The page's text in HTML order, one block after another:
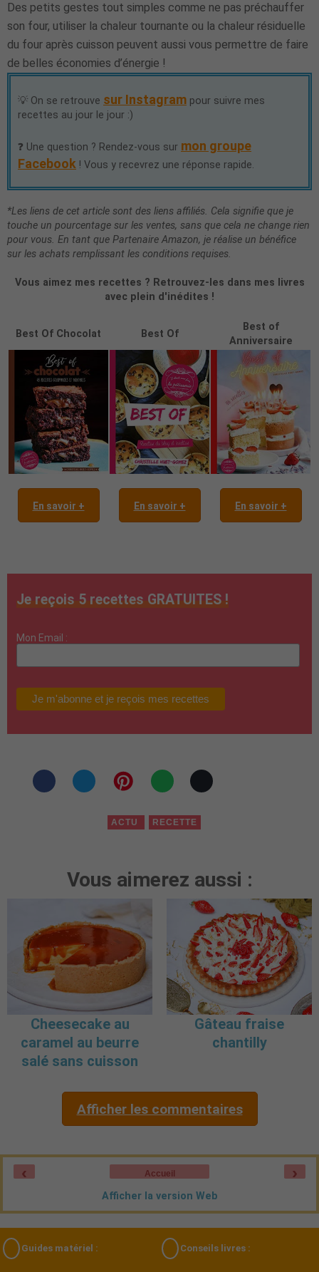
Des petits gestes tout simples comme ne pas préchauffer
son four, utiliser la chaleur tournante ou la chaleur résiduelle
du four après cuisson peuvent aussi vous permettre de faire
de belles économies d’énergie !
💡 On se retrouve sur Instagram pour suivre mes
recettes au jour le jour :)
❓ Une question ? Rendez-vous sur mon groupe
Facebook ! Vous y recevrez une réponse rapide.
*Les liens de cet article sont des liens affiliés. Cela signifie que je
touche un pourcentage sur les ventes, sans que cela ne change rien
pour vous. En tant que Partenaire Amazon, je réalise un bénéfice
sur les achats remplissant les conditions requises.
Vous aimez mes recettes ? Retrouvez-les dans mes livres
avec plein d'inédites !
Best Of Chocolat Best Of
Best of
Anniversaire
En savoir + En savoir + En savoir +
Je reçois 5 recettes GRATUITES !
Mon Email :
ACTU RECETTE
Vous aimerez aussi :
Cheesecake au
caramel au beurre
salé sans cuisson
Gâteau fraise
chantilly
Afficher les commentaires
‹ ›
Accueil
Afficher la version Web
Guides matériel : Conseils livres :